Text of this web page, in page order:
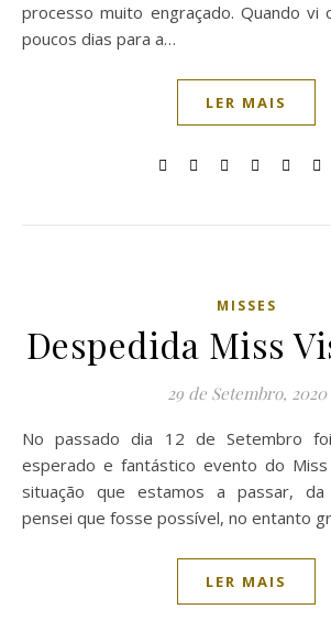
processo muito engraçado. Quando vi
poucos dias para a…
LER MAIS
MISSES
Despedida Miss
29 de Setembro, 2020
No passado dia 12 de Setembro foi realizado o tão
esperado e fantástico evento do
situação que estamos a passar, da
pensei que fosse possível, no entanto
LER MAIS